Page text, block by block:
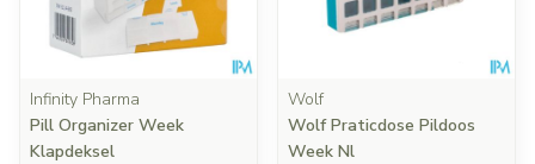
Infinity Pharma
Pill Organizer Week
Klapdeksel
Wolf
Wolf Praticdose Pildoos
Week Nl